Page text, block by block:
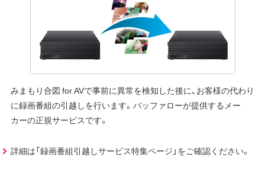
みまもり合図 for AVで事前に異常を検知した後に、お客様の代わり
に録画番組の引越しを行います。バッファローが提供するメー
カーの正規サービスです。
詳細は「録画番組引越しサービス特集ページ」をご確認ください。